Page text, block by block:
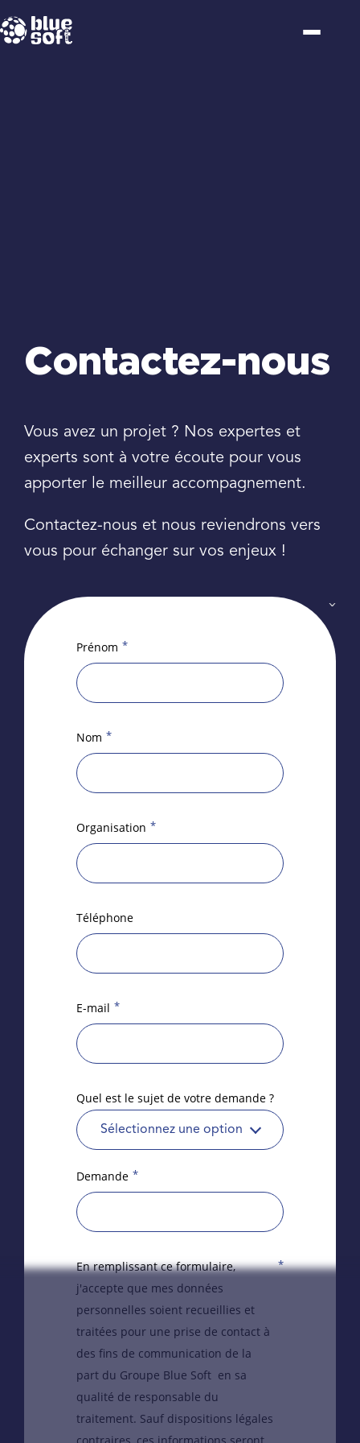
Passer
au
Contactez-nous
Vous avez un projet ? Nos expertes et
experts sont à votre écoute pour vous
apporter le meilleur accompagnement.
Contactez-nous et nous reviendrons vers
vous pour échanger sur vos enjeux !
Prénom *
Nom *
Organisation *
Téléphone
E-mail *
Quel est le sujet de votre demande ?
Sélectionnez une option
Demande *
En remplissant ce formulaire,
j'accepte que mes données
personnelles soient recueillies et
traitées pour une prise de contact à
des fins de communication de la
part du Groupe Blue Soft en sa
qualité de responsable du
traitement. Sauf dispositions légales
*